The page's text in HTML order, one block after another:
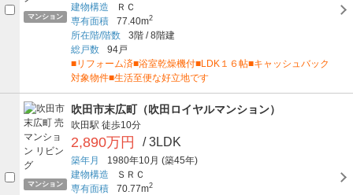
マンション
建物構造
ＲＣ
専有面積
77.40m2
所在階/階数 3階 /8階建
総戸数
94戸
■リフォーム済■浴室乾燥機付■LDK１６帖■キャッシュバック
対象物件■生活至便な好立地です
マンション
吹田市末広町（吹田ロイヤルマンション）
吹田駅 徒歩10分
2,890万円 / 3LDK
築年月 1980年10月 (築45年)
建物構造
ＳＲＣ
専有面積
70.77m2